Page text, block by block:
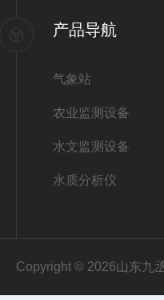
产品导航
气象站
农业监测设备
水文监测设备
水质分析仪
Copyright © 2026山东九